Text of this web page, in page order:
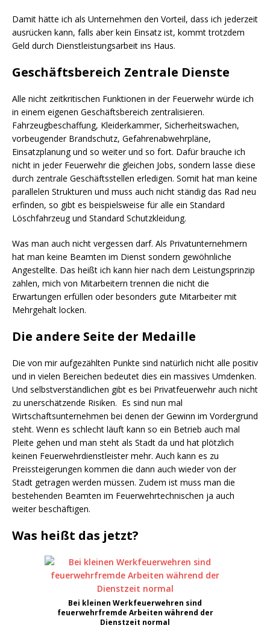
Damit hätte ich als Unternehmen den Vorteil, dass ich jederzeit
ausrücken kann, falls aber kein Einsatz ist, kommt trotzdem
Geld durch Dienstleistungsarbeit ins Haus.
Geschäftsbereich Zentrale Dienste
Alle nicht zeitkritischen Funktionen in der Feuerwehr würde ich
in einem eigenen Geschäftsbereich zentralisieren.
Fahrzeugbeschaffung, Kleiderkammer, Sicherheitswachen,
vorbeugender Brandschutz, Gefahrenabwehrpläne,
Einsatzplanung und so weiter und so fort. Dafür brauche ich
nicht in jeder Feuerwehr die gleichen Jobs, sondern lasse diese
durch zentrale Geschäftsstellen erledigen. Somit hat man keine
parallelen Strukturen und muss auch nicht ständig das Rad neu
erfinden, so gibt es beispielsweise für alle ein Standard
Löschfahrzeug und Standard Schutzkleidung.
Was man auch nicht vergessen darf. Als Privatunternehmern
hat man keine Beamten im Dienst sondern gewöhnliche
Angestellte. Das heißt ich kann hier nach dem Leistungsprinzip
zahlen, mich von Mitarbeitern trennen die nicht die
Erwartungen erfüllen oder besonders gute Mitarbeiter mit
Mehrgehalt locken.
Die andere Seite der Medaille
Die von mir aufgezählten Punkte sind natürlich nicht alle positiv
und in vielen Bereichen bedeutet dies ein massives Umdenken.
Und selbstverständlichen gibt es bei Privatfeuerwehr auch nicht
zu unerschätzende Risiken. Es sind nun mal
Wirtschaftsunternehmen bei denen der Gewinn im Vordergrund
steht. Wenn es schlecht läuft kann so ein Betrieb auch mal
Pleite gehen und man steht als Stadt da und hat plötzlich
keinen Feuerwehrdienstleister mehr. Auch kann es zu
Preissteigerungen kommen die dann auch wieder von der
Stadt getragen werden müssen. Zudem ist muss man die
bestehenden Beamten im Feuerwehrtechnischen ja auch
weiter beschäftigen.
Was heißt das jetzt?
Bei kleinen Werkfeuerwehren sind
feuerwehrfremde Arbeiten während der
Dienstzeit normal